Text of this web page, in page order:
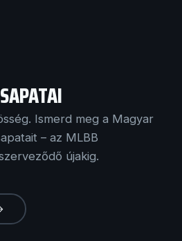
Ismerd meg a Magyar
– az MLBB
újakig.